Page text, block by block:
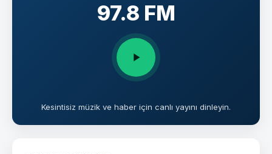
97.8 FM
Kesintisiz müzik ve haber için canlı yayını dinleyin.